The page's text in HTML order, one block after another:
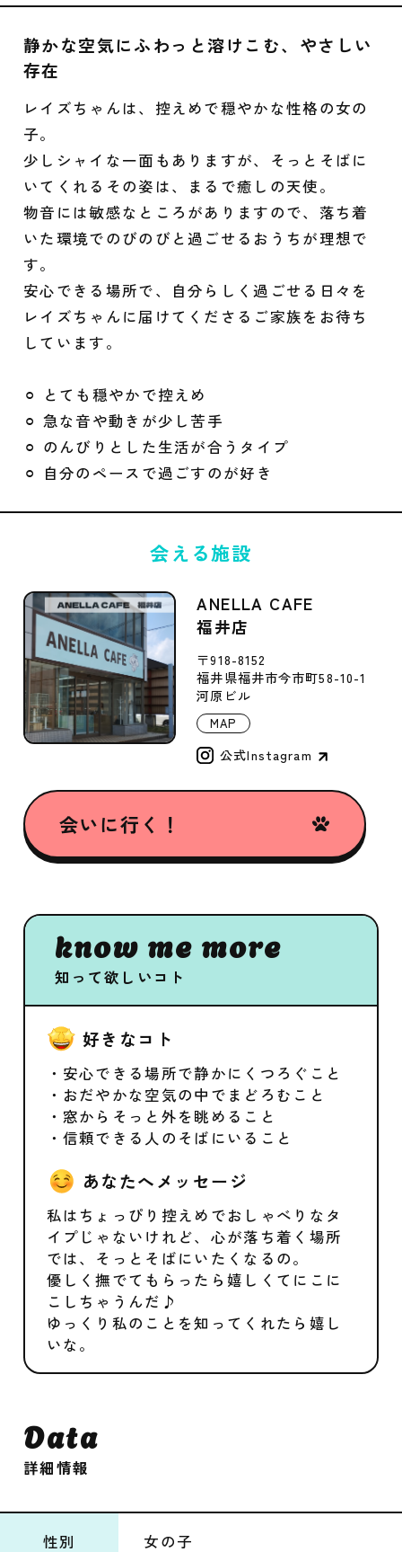
静かな空気にふわっと溶けこむ、やさしい
存在
レイズちゃんは、控えめで穏やかな性格の女の
子。
少しシャイな一面もありますが、そっとそばに
いてくれるその姿は、まるで癒しの天使。
物音には敏感なところがありますので、落ち着
いた環境でのびのびと過ごせるおうちが理想で
す。
安心できる場所で、自分らしく過ごせる日々を
レイズちゃんに届けてくださるご家族をお待ち
しています。
⚪︎ とても穏やかで控えめ
⚪︎ 急な音や動きが少し苦手
⚪︎ のんびりとした生活が合うタイプ
⚪︎ 自分のペースで過ごすのが好き
会える施設
ANELLA CAFE
福井店
〒918-8152
福井県福井市今市町58-10-1
河原ビル
MAP
公式Instagram
会いに行く！
know me more
知って欲しいコト
好きなコト
・安心できる場所で静かにくつろぐこと
・おだやかな空気の中でまどろむこと
・窓からそっと外を眺めること
・信頼できる人のそばにいること
あなたへメッセージ
私はちょっぴり控えめでおしゃべりなタ
イプじゃないけれど、心が落ち着く場所
では、そっとそばにいたくなるの。
優しく撫でてもらったら嬉しくてにこに
こしちゃうんだ♪
ゆっくり私のことを知ってくれたら嬉し
いな。
Data
詳細情報
性別 女の子